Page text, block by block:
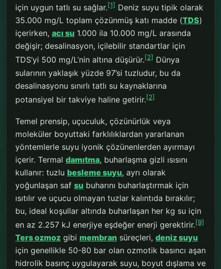
için uygun tatlı su sağlar.[1] Deniz suyu tipik olarak
35.000 mg/L toplam çözünmüş katı madde (TDS)
içerirken, acı su 1.000 ila 10.000 mg/L arasında
değişir; desalinasyon, içilebilir standartlar için
TDS’yi 500 mg/L’nin altına düşürür.[2] Dünya
sularının yaklaşık yüzde 97’si tuzludur, bu da
desalinasyonu sınırlı tatlı su kaynaklarına
potansiyel bir takviye haline getirir.[2]
Temel prensip, uçuculuk, çözünürlük veya
moleküler boyuttaki farklılıklardan yararlanan
yöntemlerle suyu iyonik çözünenlerden ayırmayı
içerir. Termal damıtma, buharlaşma gizli ısısını
kullanır: tuzlu besleme suyu, ayrı olarak
yoğunlaşan saf su buharını buharlaştırmak için
ısıtılır ve uçucu olmayan tuzlar kalıntıda bırakılır;
bu, ideal koşullar altında buharlaşan her kg su için
en az 2.257 kJ enerjiye eşdeğer enerji gerektirir.[9]
Ters ozmoz gibi membran süreçleri, deniz suyu
için genellikle 50-80 bar olan ozmotik basıncı aşan
hidrolik basınç uygulayarak suyu, boyut dışlama ve